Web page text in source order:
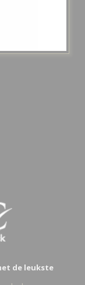
de leukste